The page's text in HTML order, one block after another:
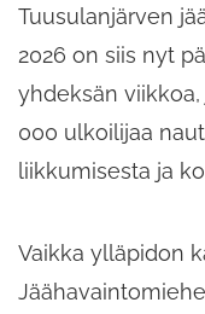
Tuusulanjärven
2026 on siis nyt
yhdeksän
000 ulkoilijaa
liikkumisesta ja
Vaikka ylläpidon